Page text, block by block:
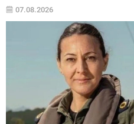
siyasi hem de toplumsal düzeyde
07.08.2026